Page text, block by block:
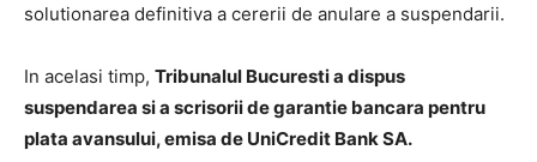
solutionarea definitiva a cererii de anulare a suspendarii.
In acelasi timp, Tribunalul Bucuresti a dispus
suspendarea si a scrisorii de garantie bancara pentru
plata avansului, emisa de UniCredit Bank SA.